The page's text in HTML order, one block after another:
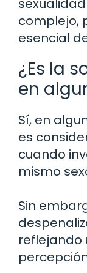
complejo,
esencial
¿Es la
en
Sí, en
es
cuando
mismo
Sin
reflejando